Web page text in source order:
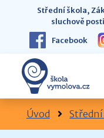
Facebook
Střední škola,
sluchově
Úvod Střední